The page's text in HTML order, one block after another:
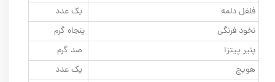
فلفل دلمه
یک عدد
نخود فرنگی
پنجاه گرم
پنیر پیتزا
صد گرم
هویج
یک عدد